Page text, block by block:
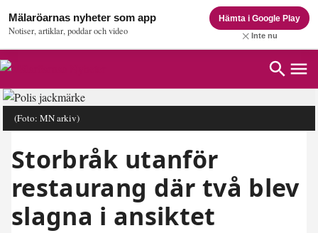
Mälaröarnas nyheter som app
Notiser, artiklar, poddar och video
Hämta i Google Play
Inte nu
(Foto: MN arkiv)
Storbråk utanför
restaurang där två blev
slagna i ansiktet